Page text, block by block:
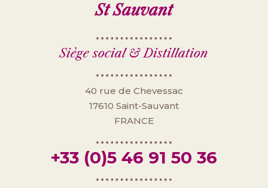
St Sauvant
Siège social & Distillation
40 rue de Chevessac
17610 Saint-Sauvant
FRANCE
+33 (0)5 46 91 50 36